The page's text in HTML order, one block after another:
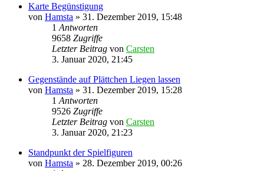
Karte Begünstigung
von Hamsta » 31. Dezember 2019, 15:48
1 Antworten
9658 Zugriffe
Letzter Beitrag von Carsten
3. Januar 2020, 21:45
Gegenstände auf Plättchen Liegen lassen
von Hamsta » 31. Dezember 2019, 15:28
1 Antworten
9526 Zugriffe
Letzter Beitrag von Carsten
3. Januar 2020, 21:23
Standpunkt der Spielfiguren
von Hamsta » 28. Dezember 2019, 00:26